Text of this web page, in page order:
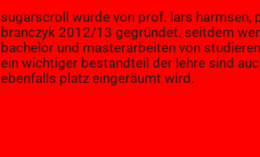
sugarscroll wurde von prof. lars harmsen,
branczyk 2012/13 gegründet. seitdem
bachelor und masterarbeiten von
ein wichtiger bestandteil der lehre sind
ebenfalls platz eingeräumt wird.